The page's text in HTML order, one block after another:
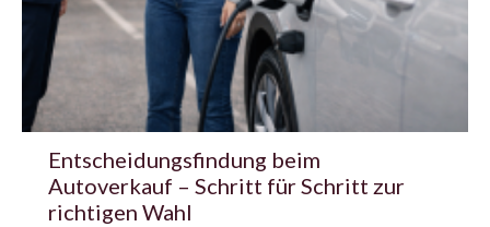
Entscheidungsfindung beim
Autoverkauf – Schritt für Schritt zur
richtigen Wahl